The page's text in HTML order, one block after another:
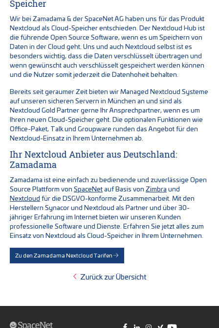
Speicher
Wir bei Zamadama & der SpaceNet AG haben uns für das Produkt
Nextcloud als Cloud-Speicher entschieden. Der Nextcloud Hub ist
die führende Open Source Software, wenn es um Speichern von
Daten in der Cloud geht. Uns und auch Nextcloud selbst ist es
besonders wichtig, dass die Daten verschlüsselt übertragen und
wenn gewünscht auch verschlüsselt gespeichert werden können
und die Nutzer somit jederzeit die Datenhoheit behalten.
Bereits seit geraumer Zeit bieten wir Managed Nextcloud Systeme
auf unseren sicheren Servern in München an und sind als
Nextcloud Gold Partner gerne Ihr Ansprechpartner, wenn es um
Ihren neuen Cloud-Speicher geht. Die optionalen Funktionen wie
Office-Paket, Talk und Groupware runden das Angebot für den
Nextcloud-Einsatz in Ihrem Unternehmen ab.
Ihr Nextcloud Anbieter aus Deutschland:
Zamadama
Zamadama ist eine einfach zu bedienende und zuverlässige Open
Source Plattform von SpaceNetauf Basis von Zimbra und
Nextcloud für die DSGVO-konforme Zusammenarbeit. Mit den
Herstellern Synacor und Nextcloud als Partner und über 30-
jähriger Erfahrung im Internet bieten wir unseren Kunden
professionelle Software und Dienste. Erfahren Sie jetzt alles zum
Einsatz von Nextcloud als Cloud-Speicher in Ihrem Unternehmen.
Zu den Zamadama Nextcloud Tarifen
Zurück zur Übersicht